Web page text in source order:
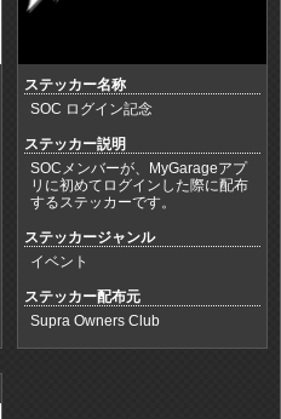
ステッカー名称
SOC ログイン記念
ステッカー説明
SOCメンバーが、MyGarageアプ
リに初めてログインした際に配布
するステッカーです。
ステッカージャンル
イベント
ステッカー配布元
Supra Owners Club